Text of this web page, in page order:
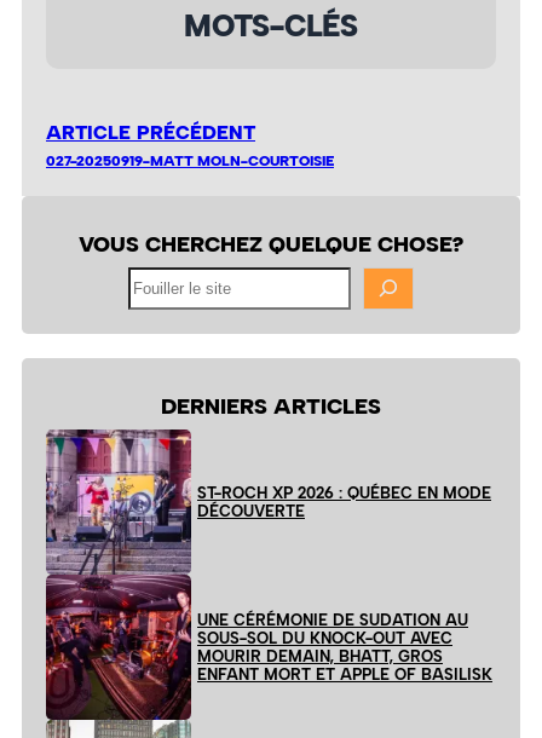
MOTS-CLÉS
ARTICLE PRÉCÉDENT
027-20250919-MATT MOLN-COURTOISIE
VOUS CHERCHEZ QUELQUE CHOSE?
DERNIERS ARTICLES
ST-ROCH XP 2026 : QUÉBEC EN MODE
DÉCOUVERTE
UNE CÉRÉMONIE DE SUDATION AU
SOUS-SOL DU KNOCK-OUT AVEC
MOURIR DEMAIN, BHATT, GROS
ENFANT MORT ET APPLE OF BASILISK